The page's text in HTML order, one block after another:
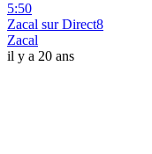
5:50
Zacal sur Direct8
Zacal
il y a 20 ans